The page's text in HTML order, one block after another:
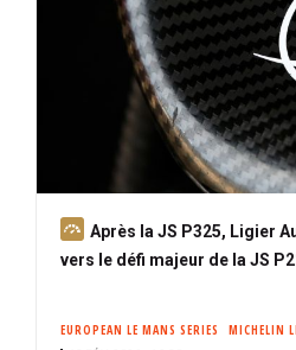
A
b
n
Après la JS P325, Ligier
vers le défi majeur de la JS
EUROPEAN LE MANS SERIES MICHELIN